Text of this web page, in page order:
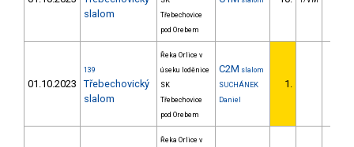
slalom
Třebechovice
pod Orebem
01.10.2023
139
Třebechovický
slalom
Řeka Orlice v
úseku loděnice
SK
Třebechovice
pod Orebem
C2M slalom
SUCHÁNEK
Daniel
1.
Řeka Orlice v